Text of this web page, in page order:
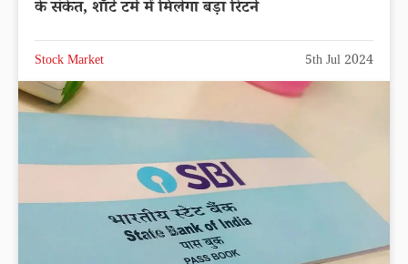
के संकेत, शॉर्ट टर्म में मिलेगा बड़ा रिटर्न
Stock Market 5th Jul 2024